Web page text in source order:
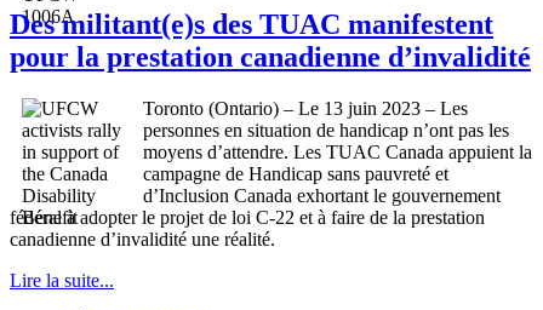
Des militant(e)s des TUAC manifestent
pour la prestation canadienne d’invalidité
Toronto (Ontario) – Le 13 juin 2023 – Les
personnes en situation de handicap n’ont pas les
moyens d’attendre. Les TUAC Canada appuient la
campagne de Handicap sans pauvreté et
d’Inclusion Canada exhortant le gouvernement
fédéral à adopter le projet de loi C‑22 et à faire de la prestation
canadienne d’invalidité une réalité.
Lire la suite...